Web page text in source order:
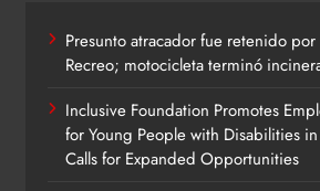
Presunto atracador fue retenido
Recreo; motocicleta terminó
Inclusive Foundation Promotes
for Young People with Disabilities
Calls for Expanded Opportunities